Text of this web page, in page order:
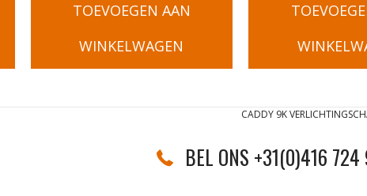
TOEVOEGEN AAN
WINKELWAGEN
CADDY 9K
BEL ONS +31(0)416